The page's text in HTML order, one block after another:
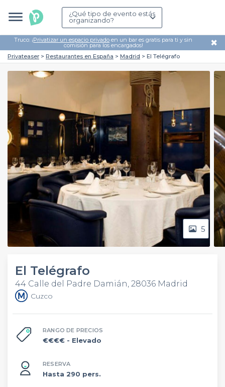
¿Qué tipo de evento estás
organizando?
Truco: ¡Privatizar un espacio privado en un bar es gratis para ti y sin
comisión para los encargados! ✖
Privateaser Restaurantes en España Madrid El Telégrafo
5
El Telégrafo
44 Calle del Padre Damián, 28036 Madrid
Cuzco
RANGO DE PRECIOS
€€€€ - Elevado
RESERVA
Hasta 290 pers.